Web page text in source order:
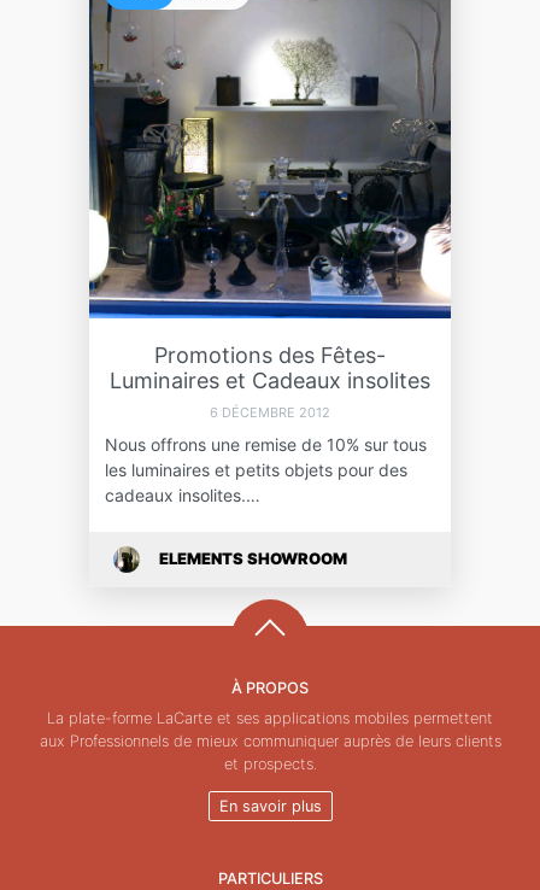
Promotions des Fêtes-
Luminaires et Cadeaux insolites
6 DÉCEMBRE 2012
Nous offrons une remise de 10% sur tous
les luminaires et petits objets pour des
cadeaux insolites.…
ELEMENTS SHOWROOM
À PROPOS
La plate-forme LaCarte et ses applications mobiles permettent
aux Professionnels de mieux communiquer auprès de leurs clients
et prospects.
En savoir plus
PARTICULIERS